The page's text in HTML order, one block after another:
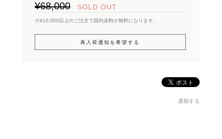
¥68,000 SOLD OUT
※¥10,000以上のご注文で国内送料が無料になります。
再入荷通知を希望する
通報する